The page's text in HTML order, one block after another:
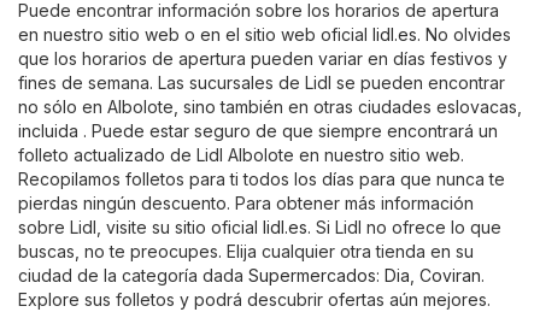
Puede encontrar información sobre los horarios de apertura
en nuestro sitio web o en el sitio web oficial lidl.es. No olvides
que los horarios de apertura pueden variar en días festivos y
fines de semana. Las sucursales de Lidl se pueden encontrar
no sólo en Albolote, sino también en otras ciudades eslovacas,
incluida . Puede estar seguro de que siempre encontrará un
folleto actualizado de Lidl Albolote en nuestro sitio web.
Recopilamos folletos para ti todos los días para que nunca te
pierdas ningún descuento. Para obtener más información
sobre Lidl, visite su sitio oficial lidl.es. Si Lidl no ofrece lo que
buscas, no te preocupes. Elija cualquier otra tienda en su
ciudad de la categoría dada Supermercados: Dia Coviran.
Explore sus folletos y podrá descubrir ofertas aún mejores.